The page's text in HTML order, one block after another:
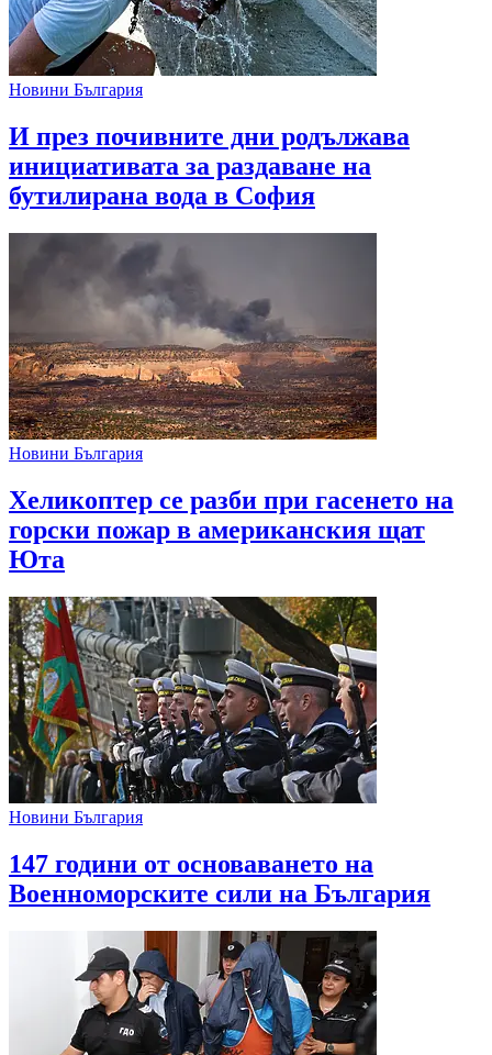
Новини България
И през почивните дни родължава
инициативата за раздаване на
бутилирана вода в София
Новини България
Хеликоптер се разби при гасенето на
горски пожар в американския щат
Юта
Новини България
147 години от основаването на
Военноморските сили на България